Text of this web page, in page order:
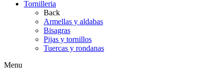
Tornilleria
Back
Armellas y aldabas
Bisagras
Pijas y tornillos
Tuercas y rondanas
Menu